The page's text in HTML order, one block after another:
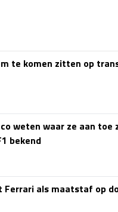
te komen zitten op
weten waar ze aan
bekend
Ferrari als maatstaf op